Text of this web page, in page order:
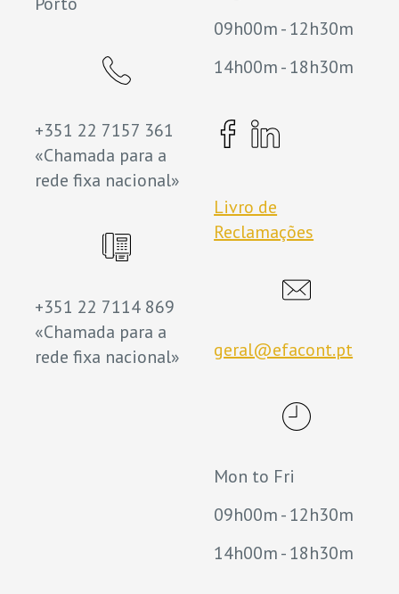
+351 22 7157 361
«Chamada para a
rede fixa nacional»
+351 22 7114 869
«Chamada para a
rede fixa nacional»
09h00m - 12h30m
14h00m - 18h30m
Livro de
Reclamações
geral@efacont.pt
Mon to Fri
09h00m - 12h30m
14h00m - 18h30m